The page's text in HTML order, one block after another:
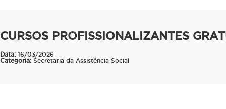
CURSOS PROFISSIONALIZANTES
Data: 16/03/2026
Categoria: Secretaria da Assistência Social